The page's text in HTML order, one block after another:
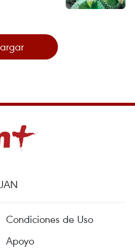
Condiciones de Uso
Apoyo